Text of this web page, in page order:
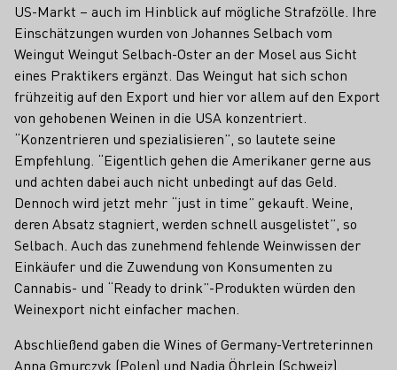
US-Markt – auch im Hinblick auf mögliche Strafzölle. Ihre
Einschätzungen wurden von Johannes Selbach vom
Weingut Weingut Selbach-Oster an der Mosel aus Sicht
eines Praktikers ergänzt. Das Weingut hat sich schon
frühzeitig auf den Export und hier vor allem auf den Export
von gehobenen Weinen in die USA konzentriert.
“Konzentrieren und spezialisieren”, so lautete seine
Empfehlung. “Eigentlich gehen die Amerikaner gerne aus
und achten dabei auch nicht unbedingt auf das Geld.
Dennoch wird jetzt mehr “just in time” gekauft. Weine,
deren Absatz stagniert, werden schnell ausgelistet”, so
Selbach. Auch das zunehmend fehlende Weinwissen der
Einkäufer und die Zuwendung von Konsumenten zu
Cannabis- und “Ready to drink”-Produkten würden den
Weinexport nicht einfacher machen.
Abschließend gaben die Wines of Germany-Vertreterinnen
Anna Gmurczyk (Polen) und Nadja Öhrlein (Schweiz)